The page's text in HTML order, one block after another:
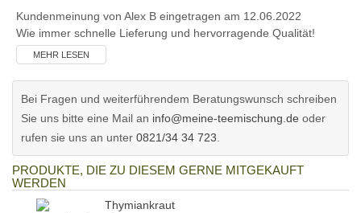
Kundenmeinung von Alex B eingetragen am 12.06.2022
Wie immer schnelle Lieferung und hervorragende Qualität!
MEHR LESEN
Bei Fragen und weiterführendem Beratungswunsch schreiben
Sie uns bitte eine Mail an info@meine-teemischung.de oder
rufen sie uns an unter 0821/34 34 723.
PRODUKTE, DIE ZU DIESEM GERNE MITGEKAUFT
WERDEN
Thymiankraut